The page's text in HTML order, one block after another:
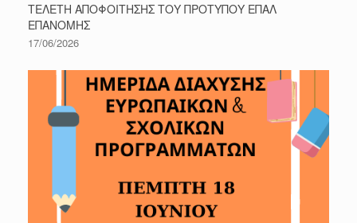
ΤΕΛΕΤΗ ΑΠΟΦΟΙΤΗΣΗΣ ΤΟΥ ΠΡΟΤΥΠΟΥ ΕΠΑΛ
ΕΠΑΝΟΜΗΣ
17/06/2026